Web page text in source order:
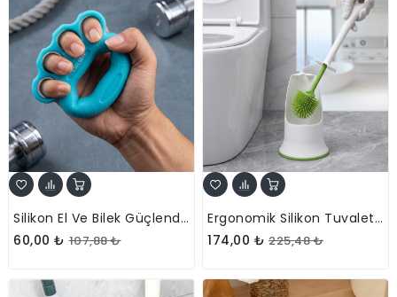
Silikon El Ve Bilek Güçlendirici Egzersiz Halkası Muşta
60,00 ₺ 107,88 ₺
Ergonomik Silikon Tuvalet Fırçası
174,00 ₺ 225,48 ₺